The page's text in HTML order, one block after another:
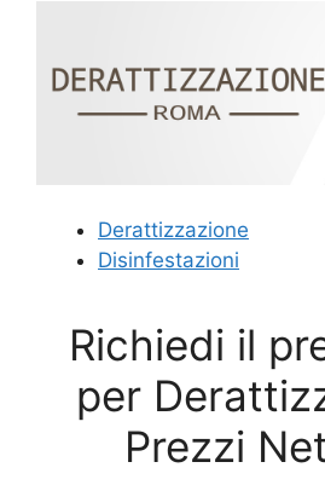
Derattizzazione
Disinfestazioni
Richiedi il
per
Prezzi